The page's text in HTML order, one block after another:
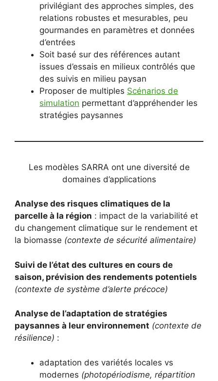
privilégiant des approches simples, des
relations robustes et mesurables, peu
gourmandes en paramètres et données
d’entrées
Soit basé sur des références autant
issues d’essais en milieux contrôlés que
des suivis en milieu paysan
Proposer de multiples Scénarios de
simulation permettant d’appréhender les
stratégies paysannes
Les modèles SARRA ont une diversité de
domaines d’applications
Analyse des risques climatiques de la
parcelle à la région : impact de la variabilité et
du changement climatique sur le rendement et
la biomasse (contexte de sécurité alimentaire)
Suivi de l’état des cultures en cours de
saison, prévision des rendements potentiels
(contexte de système d’alerte précoce)
Analyse de l’adaptation de stratégies
paysannes à leur environnement (contexte de
résilience) :
adaptation des variétés locales vs
modernes (photopériodisme, répartition